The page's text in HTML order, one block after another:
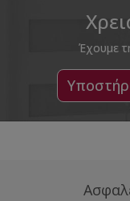
Έχουμε